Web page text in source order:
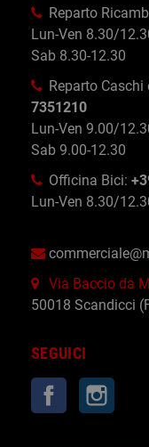
Reparto
Lun-Ven 8.30/
Sab 8.30-12.30
Reparto
7351210
Lun-Ven 9.00/
Sab 9.00-12.30
Officina Bici:
Lun-Ven 8.30/
Via Baccio da
50018 Scandicci
SEGUICI
Facebook